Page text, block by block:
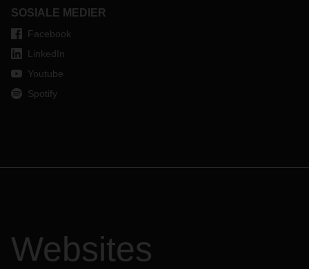
SOSIALE MEDIER
Facebook
LinkedIn
Youtube
Spotify
Websites